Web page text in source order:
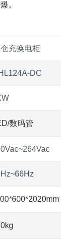
。
充换电柜
DC
数码管